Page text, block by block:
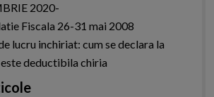
2020-
Fiscala 26-31 mai 2008
lucru inchiriat: cum se declara la
deductibila chiria